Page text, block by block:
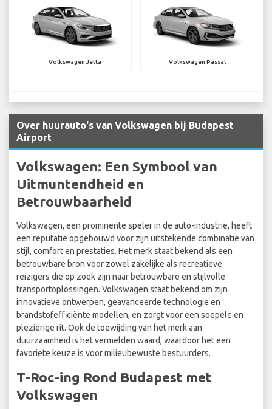
Volkswagen Jetta Volkswagen Passat
Over huurauto's van Volkswagen bij Budapest
Airport
Volkswagen: Een Symbool van
Uitmuntendheid en
Betrouwbaarheid
Volkswagen, een prominente speler in de auto-industrie, heeft
een reputatie opgebouwd voor zijn uitstekende combinatie van
stijl, comfort en prestaties. Het merk staat bekend als een
betrouwbare bron voor zowel zakelijke als recreatieve
reizigers die op zoek zijn naar betrouwbare en stijlvolle
transportoplossingen. Volkswagen staat bekend om zijn
innovatieve ontwerpen, geavanceerde technologie en
brandstofefficiënte modellen, en zorgt voor een soepele en
plezierige rit. Ook de toewijding van het merk aan
duurzaamheid is het vermelden waard, waardoor het een
favoriete keuze is voor milieubewuste bestuurders.
T-Roc-ing Rond Budapest met
Volkswagen